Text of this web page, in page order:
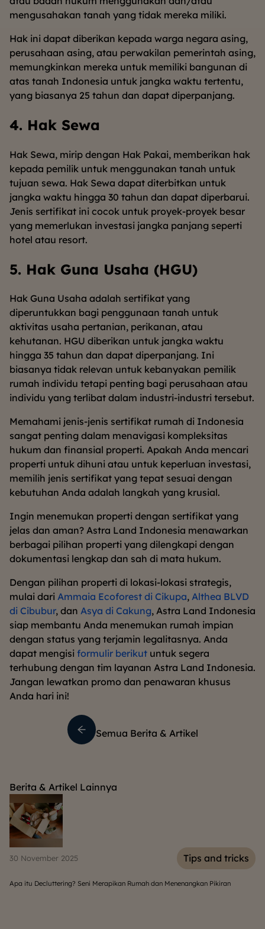
mengusahakan tanah yang tidak mereka miliki.
Hak ini dapat diberikan kepada warga negara asing,
perusahaan asing, atau perwakilan pemerintah asing,
memungkinkan mereka untuk memiliki bangunan di
atas tanah Indonesia untuk jangka waktu tertentu,
yang biasanya 25 tahun dan dapat diperpanjang.
4. Hak Sewa
Hak Sewa, mirip dengan Hak Pakai, memberikan hak
kepada pemilik untuk menggunakan tanah untuk
tujuan sewa. Hak Sewa dapat diterbitkan untuk
jangka waktu hingga 30 tahun dan dapat diperbarui.
Jenis sertifikat ini cocok untuk proyek-proyek besar
yang memerlukan investasi jangka panjang seperti
hotel atau resort.
5. Hak Guna Usaha (HGU)
Hak Guna Usaha adalah sertifikat yang
diperuntukkan bagi penggunaan tanah untuk
aktivitas usaha pertanian, perikanan, atau
kehutanan. HGU diberikan untuk jangka waktu
hingga 35 tahun dan dapat diperpanjang. Ini
biasanya tidak relevan untuk kebanyakan pemilik
rumah individu tetapi penting bagi perusahaan atau
individu yang terlibat dalam industri-industri tersebut.
Memahami jenis-jenis sertifikat rumah di Indonesia
sangat penting dalam menavigasi kompleksitas
hukum dan finansial properti. Apakah Anda mencari
properti untuk dihuni atau untuk keperluan investasi,
memilih jenis sertifikat yang tepat sesuai dengan
kebutuhan Anda adalah langkah yang krusial.
Ingin menemukan properti dengan sertifikat yang
jelas dan aman? Astra Land Indonesia menawarkan
berbagai pilihan properti yang dilengkapi dengan
dokumentasi lengkap dan sah di mata hukum.
Dengan pilihan properti di lokasi-lokasi strategis,
mulai dari Ammaia Ecoforest di Cikupa, Althea BLVD
di Cibubur, dan Asya di Cakung, Astra Land Indonesia
siap membantu Anda menemukan rumah impian
dengan status yang terjamin legalitasnya. Anda
dapat mengisi formulir berikut untuk segera
terhubung dengan tim layanan Astra Land Indonesia.
Jangan lewatkan promo dan penawaran khusus
Anda hari ini!
Semua Berita & Artikel
Berita & Artikel Lainnya
30 November 2025 Tips and tricks
Apa itu Decluttering? Seni Merapikan Rumah dan Menenangkan Pikiran